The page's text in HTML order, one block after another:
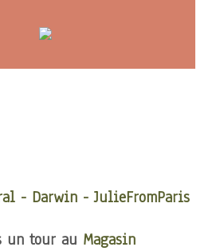
YOGA
faire le quiz
un tour au Magasin